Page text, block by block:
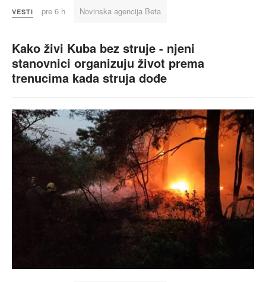
VESTI pre 6 h Novinska agencija Beta
Kako živi Kuba bez struje - njeni
stanovnici organizuju život prema
trenucima kada struja dođe